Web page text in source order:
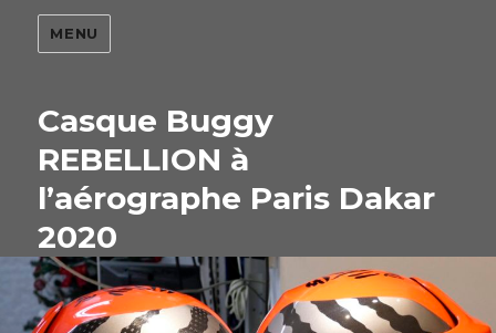
MENU
Casque Buggy
REBELLION à
l’aérographe Paris Dakar
2020